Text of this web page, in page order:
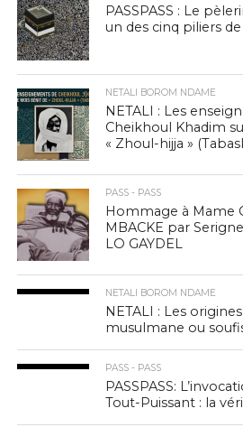
PASSPASS : Le
un des cinq piliers de
NETALI BOROM NDAME
NETALI : Les
Cheikhoul Khadim
« Zhoul-hijja »
PASS - PASS
Hommage à Mame
MBACKE par
LO GAYDEL
NETALI BOROM NDAME
NETALI : Les
musulmane ou
PASS - PASS
PASSPASS:
Tout-Puissant : la